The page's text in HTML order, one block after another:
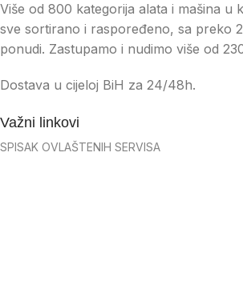
Više od 800 kategorija alata i mašina u
sve sortirano i raspoređeno, sa preko
ponudi. Zastupamo i nudimo više od
Dostava u cijeloj BiH za 24/48h.
Važni linkovi
SPISAK OVLAŠTENIH SERVISA